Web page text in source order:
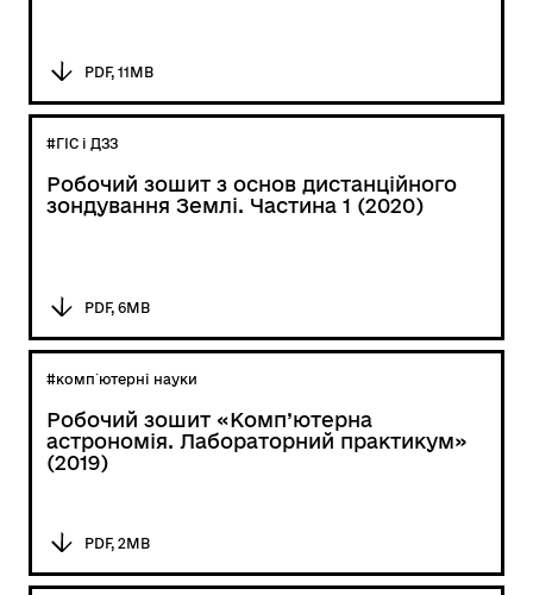
PDF, 11MB
#ГІС і ДЗЗ
Робочий зошит з основ дистанційного
зондування Землі. Частина 1 (2020)
PDF, 6MB
#комп`ютерні науки
Робочий зошит «Комп’ютерна
астрономія. Лабораторний практикум»
(2019)
PDF, 2MB